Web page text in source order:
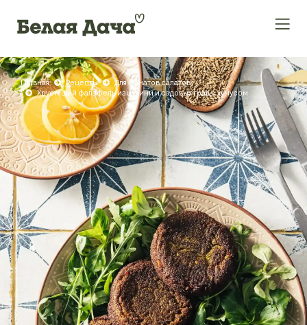
Главная Рецепты
Для фанатов салатов
Хрустящий фалафель из цукини и садовых трав с хумусом